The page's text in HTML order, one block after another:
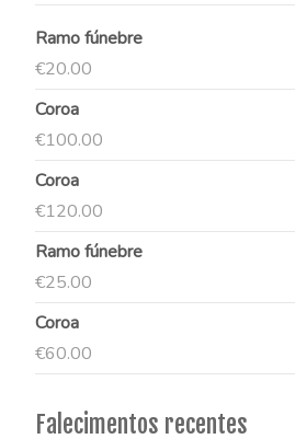
Ramo fúnebre
€20.00
Coroa
€100.00
Coroa
€120.00
Ramo fúnebre
€25.00
Coroa
€60.00
Falecimentos recentes